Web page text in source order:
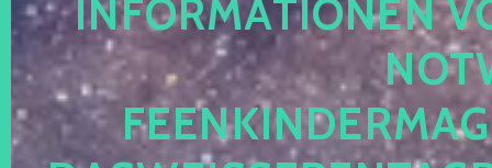
NFORMATIONEN